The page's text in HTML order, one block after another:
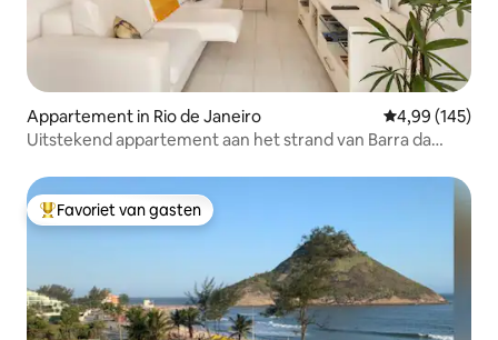
Appartement in Rio de Janeiro Gemiddelde
4,99 (145)
Uitstekend appartement aan het strand van Barra da
Topfavoriet van gasten
Favoriet van gasten